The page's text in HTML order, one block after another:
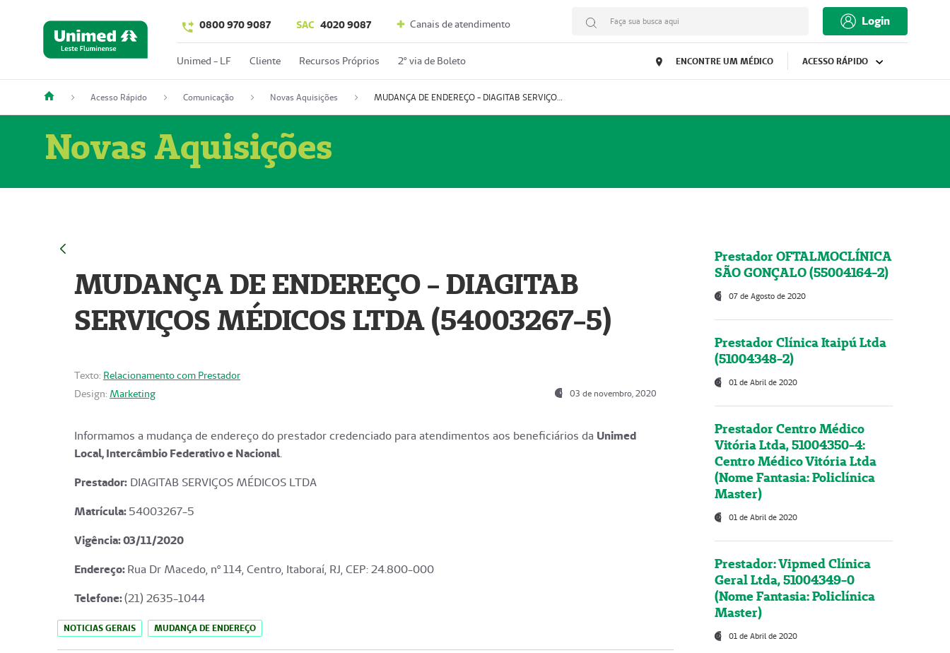
0800 970 9087 SAC 4020 9087 Canais de atendimento Faça sua busca aqui Login
Unimed - LF Cliente Recursos Próprios 2º via de Boleto ENCONTRE UM MÉDICO ACESSO RÁPIDO
Acesso Rápido Comunicação Novas Aquisições MUDANÇA DE ENDEREÇO - DIAGITAB SERVIÇOS MÉDICOS LTDA (54003267-5)
Novas Aquisições
MUDANÇA DE ENDEREÇO - DIAGITAB
SERVIÇOS MÉDICOS LTDA (54003267-5)
Texto: Relacionamento com Prestador
Design: Marketing 03 de novembro, 2020
Informamos a mudança de endereço do prestador credenciado para atendimentos aos beneficiários da Unimed
Local, Intercâmbio Federativo e Nacional.
Prestador: DIAGITAB SERVIÇOS MÉDICOS LTDA
Matrícula:54003267-5
Vigência: 03/11/2020
Endereço:Rua Dr Macedo, nº 114, Centro, Itaboraí, RJ, CEP: 24.800-000
Telefone:(21) 2635-1044
NOTICIAS GERAIS MUDANÇA DE ENDEREÇO
Prestador OFTALMOCLÍNICA
SÃO GONÇALO (55004164-2)
07 de Agosto de 2020
Prestador Clínica Itaipú Ltda
(51004348-2)
01 de Abril de 2020
Prestador Centro Médico
Vitória Ltda, 51004350-4:
Centro Médico Vitória Ltda
(Nome Fantasia: Policlínica
Master)
01 de Abril de 2020
Prestador: Vipmed Clínica
Geral Ltda, 51004349-0
(Nome Fantasia: Policlínica
Master)
01 de Abril de 2020